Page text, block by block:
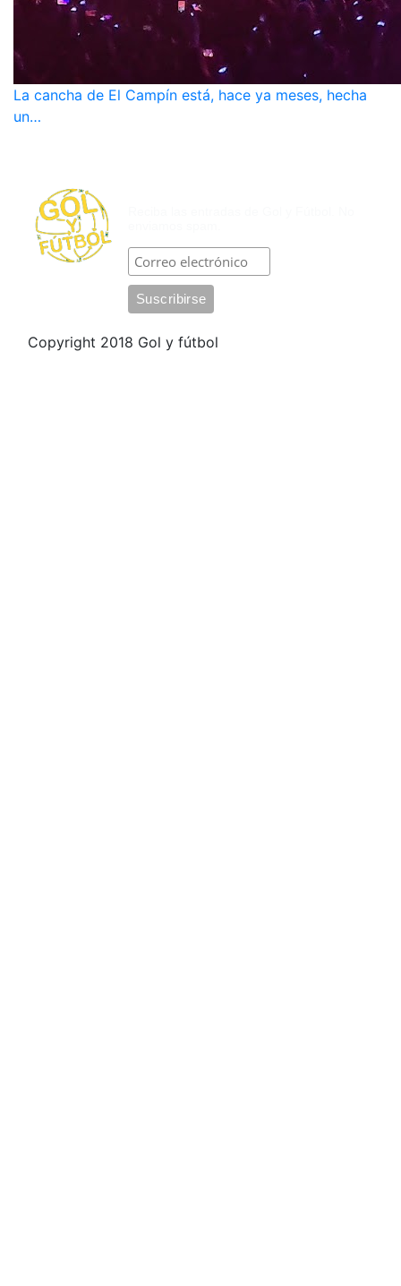
La cancha de El Campín está, hace ya meses, hecha
un…
Copyright 2018 Gol y fútbol